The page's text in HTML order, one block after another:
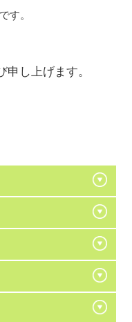
す。
し上げます。